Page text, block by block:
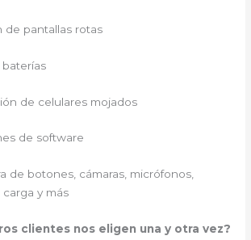
de pantallas rotas
de celulares mojados
de software
de botones, cámaras, micrófonos,
y más
clientes nos eligen una y otra vez?